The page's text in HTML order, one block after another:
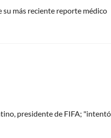
su más reciente reporte médico
presidente de FIFA;